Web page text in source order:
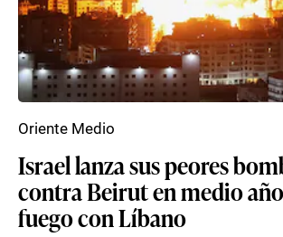
Israel lanza sus peores
contra Beirut en medio
fuego con Líbano
Oriente Medio